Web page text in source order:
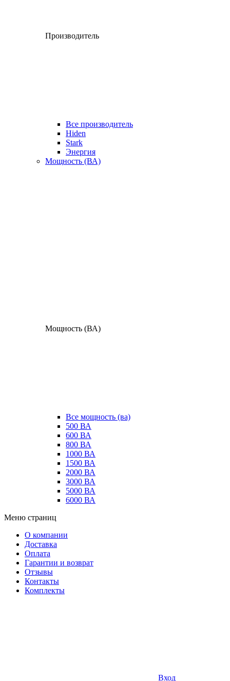
Производитель
Все производитель
Hiden
Stark
Энергия
Мощность (ВА)
Мощность (ВА)
Все мощность (ва)
500 ВА
600 ВА
800 ВА
1000 ВА
1500 ВА
2000 ВА
3000 ВА
5000 ВА
6000 ВА
Меню страниц
О компании
Доставка
Оплата
Гарантии и возврат
Отзывы
Контакты
Комплекты
Вход